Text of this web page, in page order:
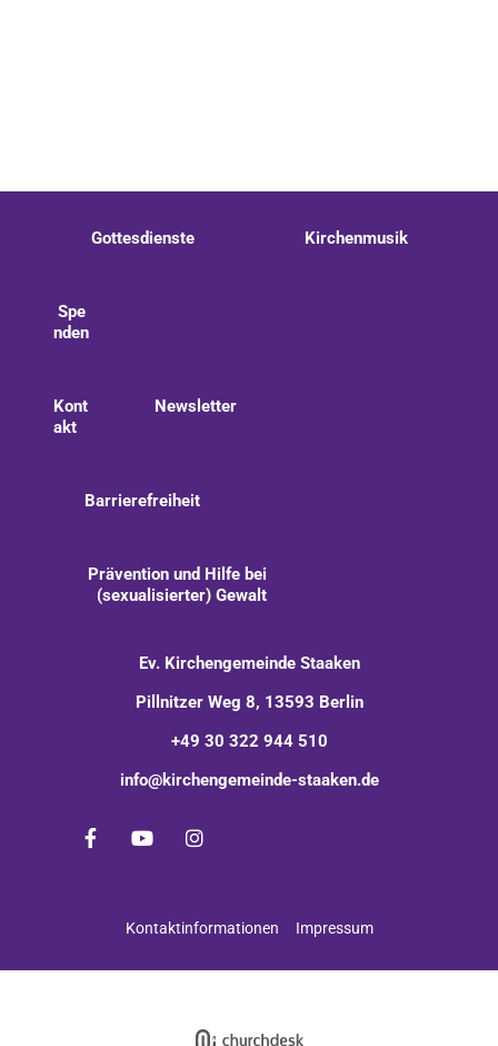
Gottesdienste Kirchenmusik
Spe
nden
Kont
akt
Newsletter
Barrierefreiheit
Prävention und Hilfe bei
(sexualisierter) Gewalt
Ev. Kirchengemeinde Staaken
Pillnitzer Weg 8, 13593 Berlin
+49 30 322 944 510
info@kirchengemeinde-staaken.de
Kontaktinformationen Impressum